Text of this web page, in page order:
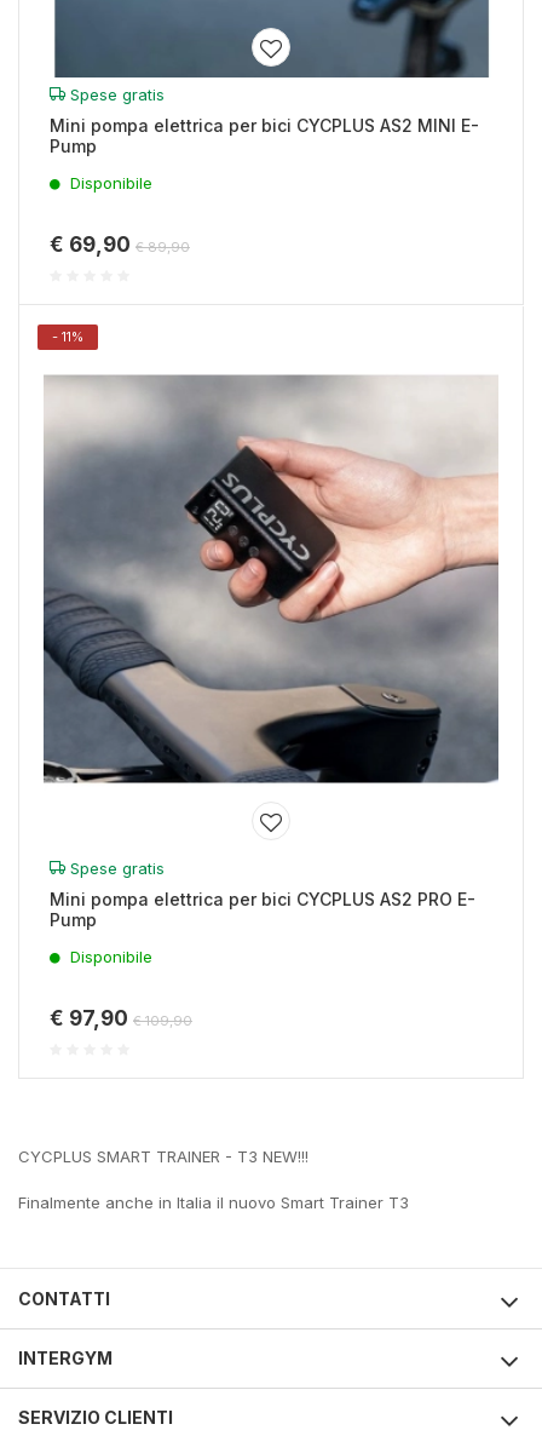
Spese gratis
Mini pompa elettrica per bici CYCPLUS AS2 MINI E-
Pump
Disponibile
€ 69,90 € 89,90
- 11%
Spese gratis
Mini pompa elettrica per bici CYCPLUS AS2 PRO E-
Pump
Disponibile
€ 97,90 € 109,90
CYCPLUS SMART TRAINER - T3 NEW!!!
Finalmente anche in Italia il nuovo Smart Trainer T3
CONTATTI
INTERGYM
SERVIZIO CLIENTI